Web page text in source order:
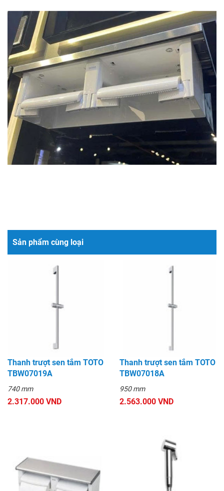
Sản phẩm cùng loại
Thanh trượt sen tắm TOTO
TBW07019A
740 mm
2.317.000 VND
Thanh trượt sen tắm TOTO
TBW07018A
950 mm
2.563.000 VND